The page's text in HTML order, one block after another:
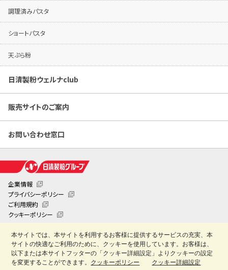
調理済みパスタ
ショートパスタ
天ぷら粉
日清製粉ウェルナclub
販売サイトのご案内
お問い合わせ窓口
企業情報
プライバシーポリシー
ご利用規約
クッキーポリシー
日清製粉業務用お役立ちサイト「創・食Club」
Copyright © Nisshin Seifun Welna Inc. All Rights Reserved.
本サイトでは、本サイトを利用するお客様に提供するサービスの充実、本
サイトの快適なご利用のために、クッキーを使用しています。お客様は、
以下または本サイトフッターの「クッキー詳細設定」よりクッキーの設定
を変更することができます。 クッキーポリシー クッキー詳細設定